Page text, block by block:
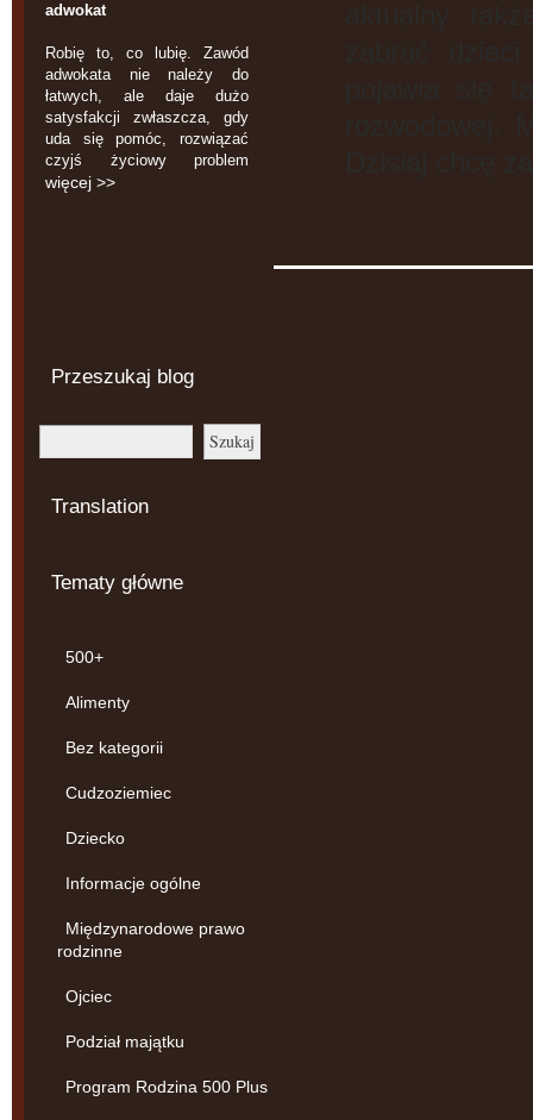
adwokat
Robię to, co lubię. Zawód
adwokata nie należy do
łatwych, ale daje dużo
satysfakcji zwłaszcza, gdy
uda się pomóc, rozwiązać
czyjś życiowy problem
więcej >>
Przeszukaj blog
Translation
Tematy główne
500+
Alimenty
Bez kategorii
Cudzoziemiec
Dziecko
Informacje ogólne
Międzynarodowe prawo
rodzinne
Ojciec
Podział majątku
Program Rodzina 500 Plus